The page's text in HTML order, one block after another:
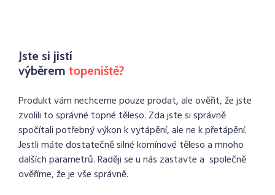
Jste si jistí
výběrem topeniště?
Produkt vám nechceme pouze prodat, ale ověřit, že jste
zvolili to správné topné těleso. Zda jste si správně
spočítali potřebný výkon k vytápění, ale ne k přetápění.
Jestli máte dostatečně silné komínové těleso a mnoho
dalších parametrů. Raději se u nás zastavte a společně
ověříme, že je vše správně.